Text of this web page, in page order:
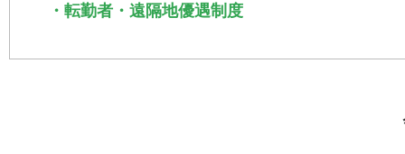
・転勤者・遠隔地優遇制度